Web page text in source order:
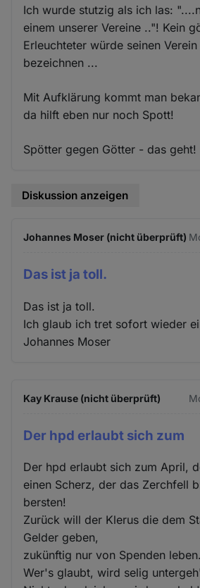
Ich wurde stutzig als ich las:
einem unserer Vereine .."! Kein
Erleuchteter würde seinen
bezeichnen ...
Mit Aufklärung kommt man
da hilft eben nur noch Spott!
Spötter gegen Götter - das geht!
Diskussion anzeigen
Johannes Moser (nicht überprüft)
Das ist ja toll.
Das ist ja toll.
Ich glaub ich tret sofort wieder
Johannes Moser
Kay Krause (nicht überprüft)
Der hpd erlaubt sich zum
Der hpd erlaubt sich zum April,
einen Scherz, der das Zerchfell
bersten!
Zurück will der Klerus die dem
Gelder geben,
zukünftig nur von Spenden leben.
Wer's glaubt, wird selig